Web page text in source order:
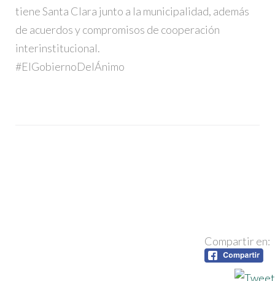
tiene Santa Clara junto a la municipalidad, además
de acuerdos y compromisos de cooperación
interinstitucional.
#ElGobiernoDelÁnimo
Compartir en: